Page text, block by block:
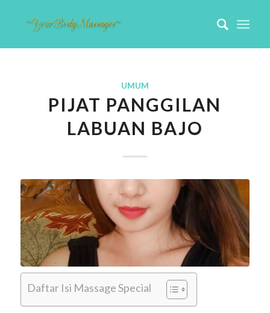
UMUM
PIJAT PANGGILAN
LABUAN BAJO
Daftar Isi Massage Special